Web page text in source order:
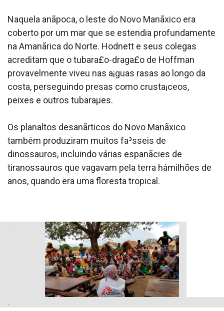
Naquela anãpoca, o leste do Novo Manãxico era
coberto por um mar que se estendia profundamente
na Amanãrica do Norte. Hodnett e seus colegas
acreditam que o tubara£o-draga£o de Hoffman
provavelmente viveu nas a¡guas rasas ao longo da
costa, perseguindo presas como crusta¡ceos,
peixes e outros tubaraµes.
Os planaltos desanãrticos do Novo Manãxico
também produziram muitos fa³sseis de
dinossauros, incluindo várias espanãcies de
tiranossauros que vagavam pela terra hámilhões de
anos, quando era uma floresta tropical.